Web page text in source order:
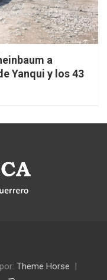
a
Yanqui y los 43
Theme Horse